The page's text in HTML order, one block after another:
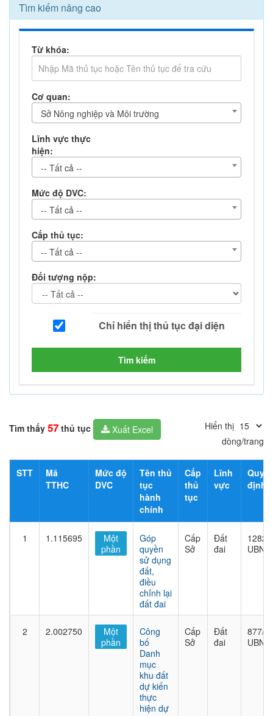
Tìm kiếm nâng cao
Từ khóa:
Cơ quan:
Sở Nông nghiệp và Môi trường
Lĩnh vực thực
hiện:
-- Tất cả --
Mức độ DVC:
-- Tất cả --
Cấp thủ tục:
-- Tất cả --
Đối tượng nộp:
Tìm kiếm
Tìm thấy 57 thủ tục Xuất Excel
Hiển thị
dòng/trang
STT
Mã
TTHC
Mức độ
DVC
Tên thủ
tục
hành
chính
Cấp
thủ
tục
Lĩnh
vực
Quyết
định
1 1.115695
Một
phần
Góp
quyền
sử dụng
đất,
điều
chỉnh lại
đất đai
Cấp
Sở
Đất
đai
1282/
UBND
2 2.002750
Một
phần
Công
bố
Danh
mục
khu đất
dự kiến
thực
hiện dự
Cấp
Sở
Đất
đai
877/
UBND